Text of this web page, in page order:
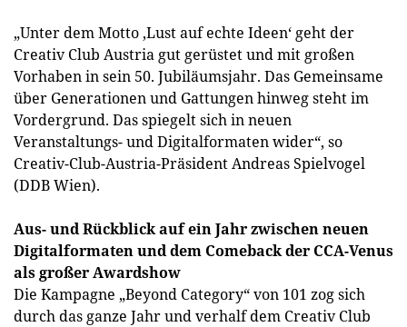
„Unter dem Motto ‚Lust auf echte Ideen‘ geht der
Creativ Club Austria gut gerüstet und mit großen
Vorhaben in sein 50. Jubiläumsjahr. Das Gemeinsame
über Generationen und Gattungen hinweg steht im
Vordergrund. Das spiegelt sich in neuen
Veranstaltungs- und Digitalformaten wider“, so
Creativ-Club-Austria-Präsident Andreas Spielvogel
(DDB Wien).
Aus- und Rückblick auf ein Jahr zwischen neuen
Digitalformaten und dem Comeback der CCA-Venus
als großer Awardshow
Die Kampagne „Beyond Category“ von 101 zog sich
durch das ganze Jahr und verhalf dem Creativ Club